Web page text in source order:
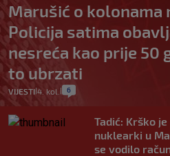
Marušić o kolonama
Policija satima
nesreća kao prije 50
to ubrzati
VIJESTI 4. kol. 6
Tadić: Krško
nuklearki u
se vodilo